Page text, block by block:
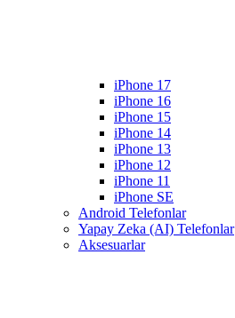
iPhone 17
iPhone 16
iPhone 15
iPhone 14
iPhone 13
iPhone 12
iPhone 11
iPhone SE
Android Telefonlar
Yapay Zeka (AI) Telefonlar
Aksesuarlar